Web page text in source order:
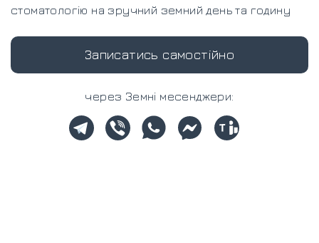
стоматологію на зручний земний день та годину
Записатись самостійно
через Земні месенджери: